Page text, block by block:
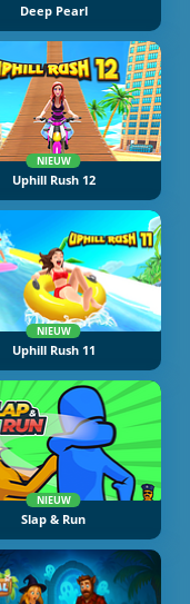
Deep Pearl
NIEUW
Uphill Rush 12
NIEUW
Uphill Rush 11
NIEUW
Slap & Run